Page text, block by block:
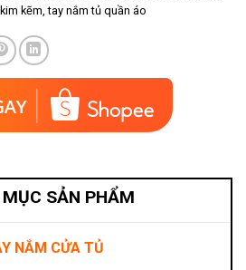
kẽm ,tay nắm tủ quần áo
MỤC SẢN PHẨM
NẮM CỬA TỦ